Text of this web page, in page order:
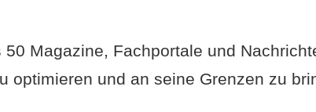
Magazine, Fachportale und
optimieren und an seine Grenzen zu